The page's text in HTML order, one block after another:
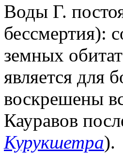
Воды Г.
бессмертия):
земных
является для
воскрешены
Кауравов
Курукшетра).